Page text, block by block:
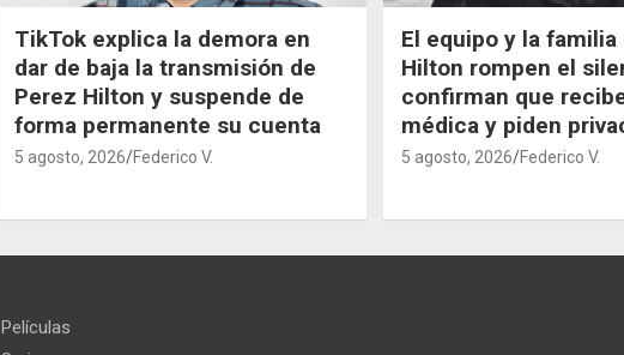
TikTok explica la demora en
dar de baja la transmisión de
Perez Hilton y suspende de
forma permanente su cuenta
5 agosto, 2026 Federico V.
El equipo y la familia
Hilton rompen el
confirman que
médica y piden
5 agosto, 2026 Federico V.
Películas